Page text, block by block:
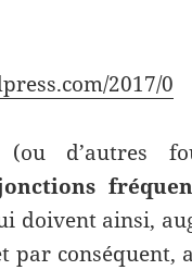
2017/0
d’autres
doivent ainsi,
par conséquent,